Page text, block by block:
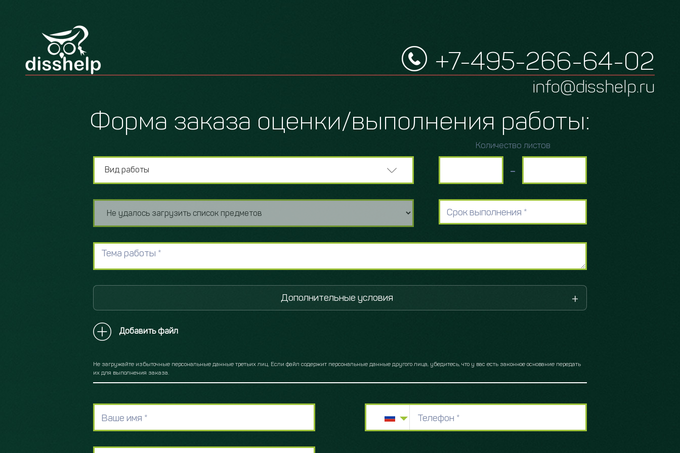
+7-495-266-64-02
info@disshelp.ru
Форма заказа оценки/выполнения работы:
Вид работы
Количество листов
-
Срок выполнения *
Тема работы *
Дополнительные условия
Добавить файл
Не загружайте избыточные персональные данные третьих лиц. Если файл содержит персональные данные другого лица, убедитесь, что у вас есть законное основание передать
их для выполнения заказа.
Ваше имя * Телефон *